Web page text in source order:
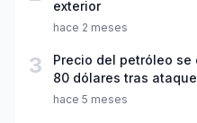
exterior
hace 2 meses
3
Precio del petróleo
80 dólares tras
hace 5 meses